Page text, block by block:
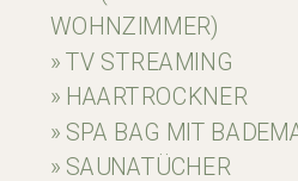
WOHNZIMMER)
» TV STREAMING
» HAARTROCKNER
» SPA BAG MIT
» SAUNATÜCHER